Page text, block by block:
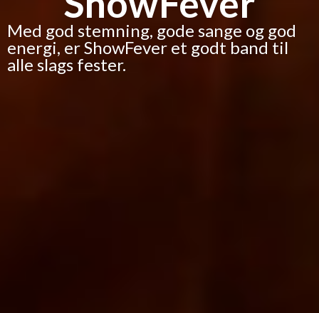
Med god stemning, gode sange og god
energi, er ShowFever et godt band til
alle slags fester.